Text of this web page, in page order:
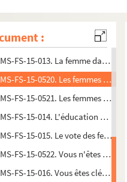
:
FS-15-011. Le simulacre du
FS-15-012. Dégradée civique-
FS-15-013. La femme dans la
FS-15-0520. Les femmes dans
FS-15-0521. Les femmes et le
FS-15-014. L'éducation
FS-15-015. Le vote des
FS-15-0522. Vous n'êtes pas
FS-15-016. Vous êtes cléricales